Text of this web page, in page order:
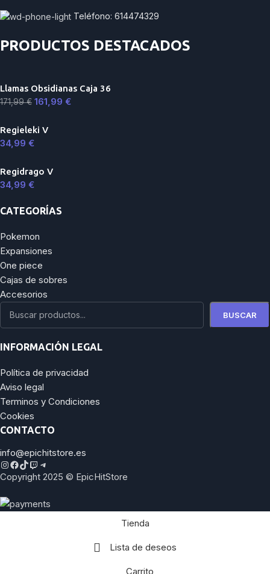
Teléfono: 614474329
PRODUCTOS DESTACADOS
Llamas Obsidianas Caja 36
171,99€ 161,99 €
Regieleki V
34,99 €
Regidrago V
34,99 €
CATEGORÍAS
Pokemon
Expansiones
One piece
Cajas de sobres
Accesorios
BUSCAR
INFORMACIÓN LEGAL
Política de privacidad
Aviso legal
Terminos y Condiciones
Cookies
CONTACTO
info@epichitstore.es
Copyright 2025 © EpicHitStore
Tienda
Lista de deseos
Carrito